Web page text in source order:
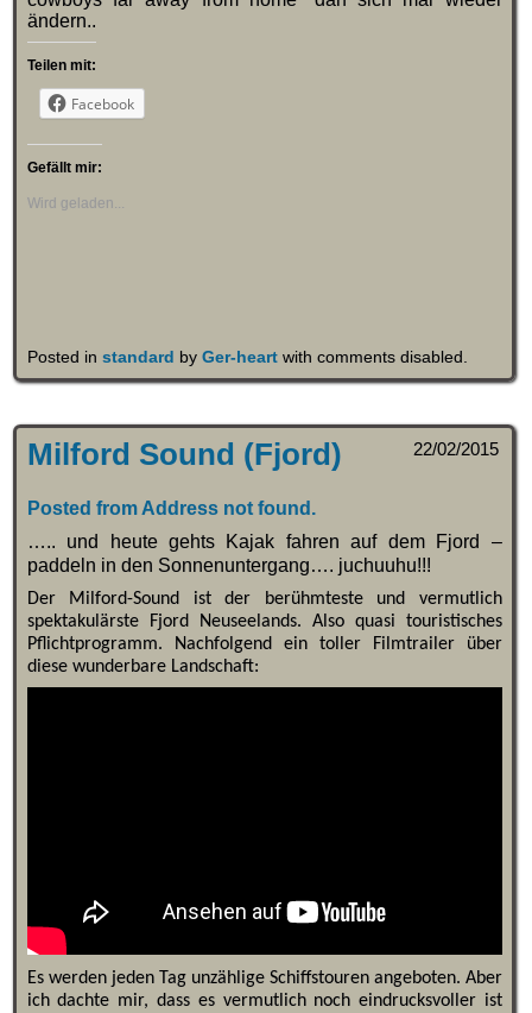
ändern..
Teilen mit:
Facebook
Gefällt mir:
Wird geladen...
Posted in standard by Ger-heartwith comments disabled
22/02/2015
Milford Sound (Fjord)
Posted from Address not found.
….. und heute gehts Kajak fahren auf dem Fjord –
paddeln in den Sonnenuntergang…. juchuuhu!!!
Der Milford-Sound ist der berühmteste und vermutlich
spektakulärste Fjord Neuseelands. Also quasi touristisches
Pflichtprogramm. Nachfolgend ein toller Filmtrailer über
diese wunderbare Landschaft:
Es werden jeden Tag unzählige Schiffstouren angeboten. Aber
ich dachte mir, dass es vermutlich noch eindrucksvoller ist